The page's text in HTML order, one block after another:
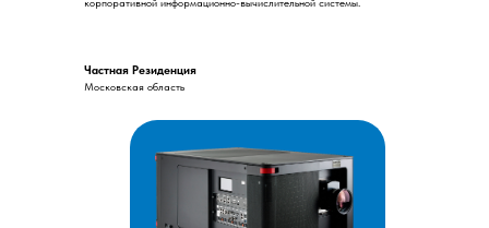
Частная Резиденция
Московская область